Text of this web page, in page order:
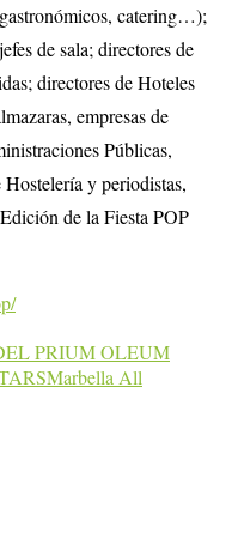
catering…);
de sala; directores de
directores de Hoteles
empresas de
Públicas,
Hostelería y periodistas,
de la Fiesta POP
PRIUM OLEUM
Marbella All